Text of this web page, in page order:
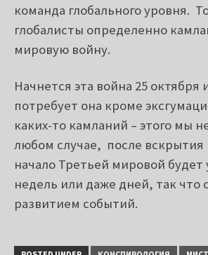
команда глобального уровня.
глобалисты определенно
мировую войну.
Начнется эта война 25 октября
потребует она кроме
каких-то камланий – этого мы
любом случае, после
начало Третьей мировой
недель или даже дней, так что
развитием событий.